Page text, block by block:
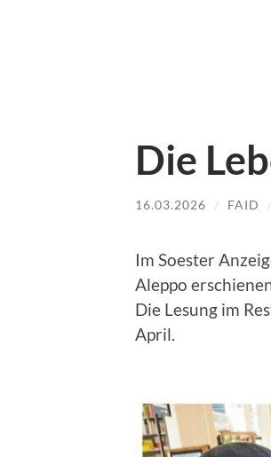
Die
16.03.2026 / FAID /
Im Soester
Aleppo
Die Lesung im
April.